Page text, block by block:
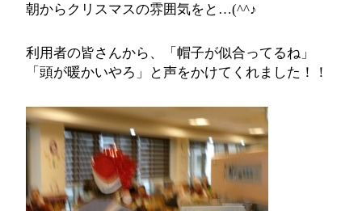
朝からクリスマスの雰囲気をと…(^^♪
利用者の皆さんから、「帽子が似合ってるね」
「頭が暖かいやろ」と声をかけてくれました！！